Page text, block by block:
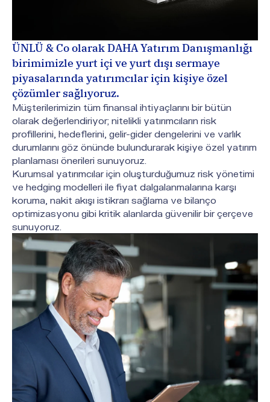
ÜNLÜ & Co olarak DAHA Yatırım Danışmanlığı
birimimizle yurt içi ve yurt dışı sermaye
piyasalarında yatırımcılar için kişiye özel
çözümler sağlıyoruz.
Müşterilerimizin tüm finansal ihtiyaçlarını bir bütün
olarak değerlendiriyor; nitelikli yatırımcıların risk
profillerini, hedeflerini, gelir-gider dengelerini ve varlık
durumlarını göz önünde bulundurarak kişiye özel yatırım
planlaması önerileri sunuyoruz.
Kurumsal yatırımcılar için oluşturduğumuz risk yönetimi
ve hedging modelleri ile fiyat dalgalanmalarına karşı
koruma, nakit akışı istikrarı sağlama ve bilanço
optimizasyonu gibi kritik alanlarda güvenilir bir çerçeve
sunuyoruz.